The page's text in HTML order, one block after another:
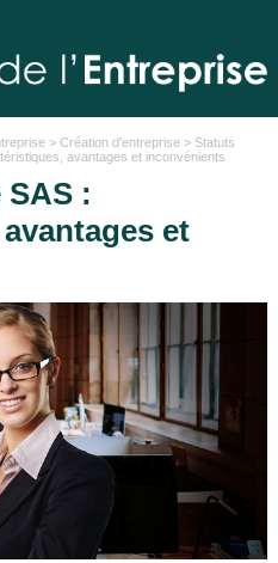
> Création d'entreprise> Statuts
avantages et inconvénients
:
et